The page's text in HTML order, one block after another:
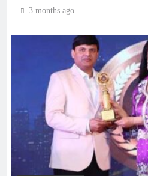
3 months ago